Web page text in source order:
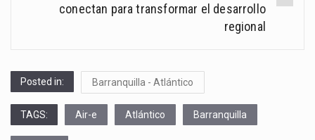
conectan para transformar el desarrollo
regional
Posted in: Barranquilla - Atlántico
TAGS: Air-e Atlántico Barranquilla